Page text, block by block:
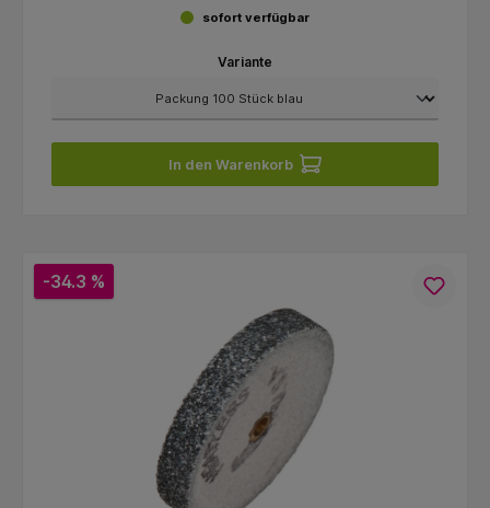
sofort verfügbar
Variante
In den Warenkorb
-34.3 %